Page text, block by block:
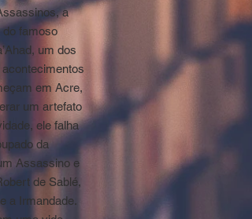
a
do famoso
um dos
em Acre,
um artefato
ele falha
da
Assassino e
de Sablé,
a Irmandade.